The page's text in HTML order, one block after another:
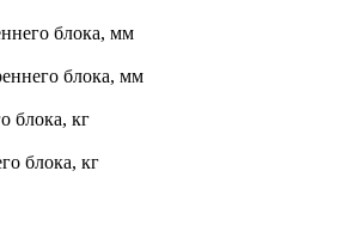
блока, мм
блока, мм
блока, кг
блока, кг